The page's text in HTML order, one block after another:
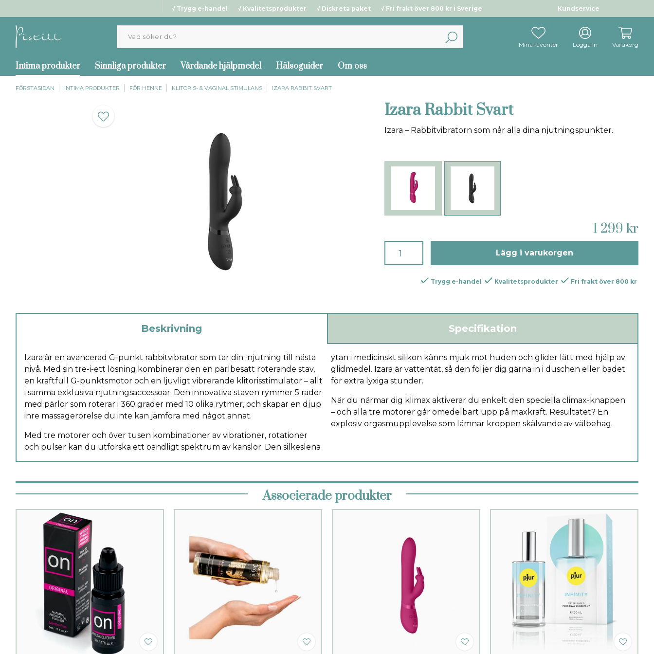
Kundservice
√ Trygg e-handel √ Kvalitetsprodukter √ Diskreta paket √ Fri frakt över 800 kr i Sverige
Mina favoriter Logga In Varukorg
Intima produkter Sinnliga produkter Vårdande hjälpmedel Hälsoguider Om oss
FÖRSTASIDAN INTIMA PRODUKTER FÖR HENNE KLITORIS- & VAGINAL STIMULANS IZARA RABBIT SVART
Izara Rabbit Svart
Izara – Rabbitvibratorn som når alla dina njutningspunkter.
1 299 kr
Lägg i varukorgen
Trygg e-handel Kvalitetsprodukter Fri frakt över 800 kr
Beskrivning Specifikation
Izara är en avancerad G-punkt rabbitvibrator som tar din njutning till nästa
nivå. Med sin tre-i-ett lösning kombinerar den en pärlbesatt roterande stav,
en kraftfull G-punktsmotor och en ljuvligt vibrerande klitorisstimulator – allt
i samma exklusiva njutningsaccessoar. Den innovativa staven rymmer 5 rader
med pärlor som roterar i 360 grader med 10 olika rytmer, och skapar en djup
inre massagerörelse du inte kan jämföra med något annat.
Med tre motorer och över tusen kombinationer av vibrationer, rotationer
och pulser kan du utforska ett oändligt spektrum av känslor. Den silkeslena
ytan i medicinskt silikon känns mjuk mot huden och glider lätt med hjälp av
glidmedel. Izara är vattentät, så den följer dig gärna in i duschen eller badet
för extra lyxiga stunder.
När du närmar dig klimax aktiverar du enkelt den speciella climax-knappen
– och alla tre motorer går omedelbart upp på maxkraft. Resultatet? En
explosiv orgasmupplevelse som lämnar kroppen skälvande av välbehag.
Associerade produkter